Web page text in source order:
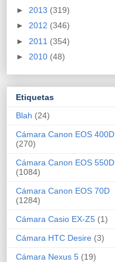
► 2013 (319)
► 2012 (346)
► 2011 (354)
► 2010 (48)
Etiquetas
Blah (24)
Cámara Canon EOS 400D
(270)
Cámara Canon EOS 550D
(1084)
Cámara Canon EOS 70D
(1284)
Cámara Casio EX-Z5 (1)
Cámara HTC Desire (3)
Cámara Nexus 5 (19)